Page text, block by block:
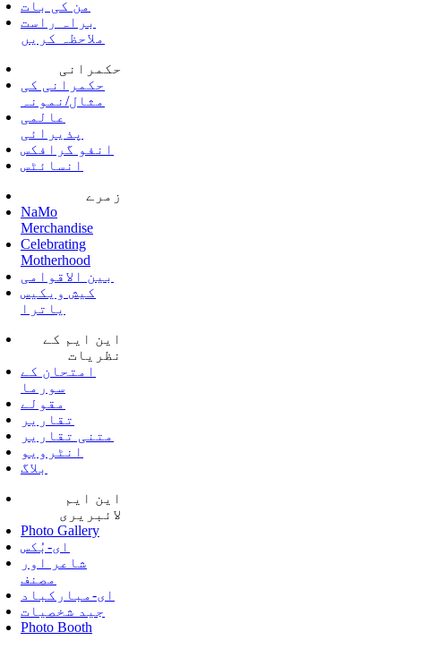
من کی بات
براہ راست
ملاحظہ کریں
حکمرانی
حکمرانی کی
مثال/نمونہ
عالمی
پذیرائی
انفو گرافکس
انسائٹس
زمرے
NaMo
Merchandise
Celebrating
Motherhood
بین الاقوامی
کیش ویکیس
یاترا
این ایم کے
نظریات
امتحان کے
سورما
مقولے
تقاریر
متنی تقاریر
انٹرویو
بلاگ
این ایم
لائبریری
Photo Gallery
ای-بُکس
شاعر اور
مصنف
ای-مبارکباد
جید شخصیات
Photo Booth